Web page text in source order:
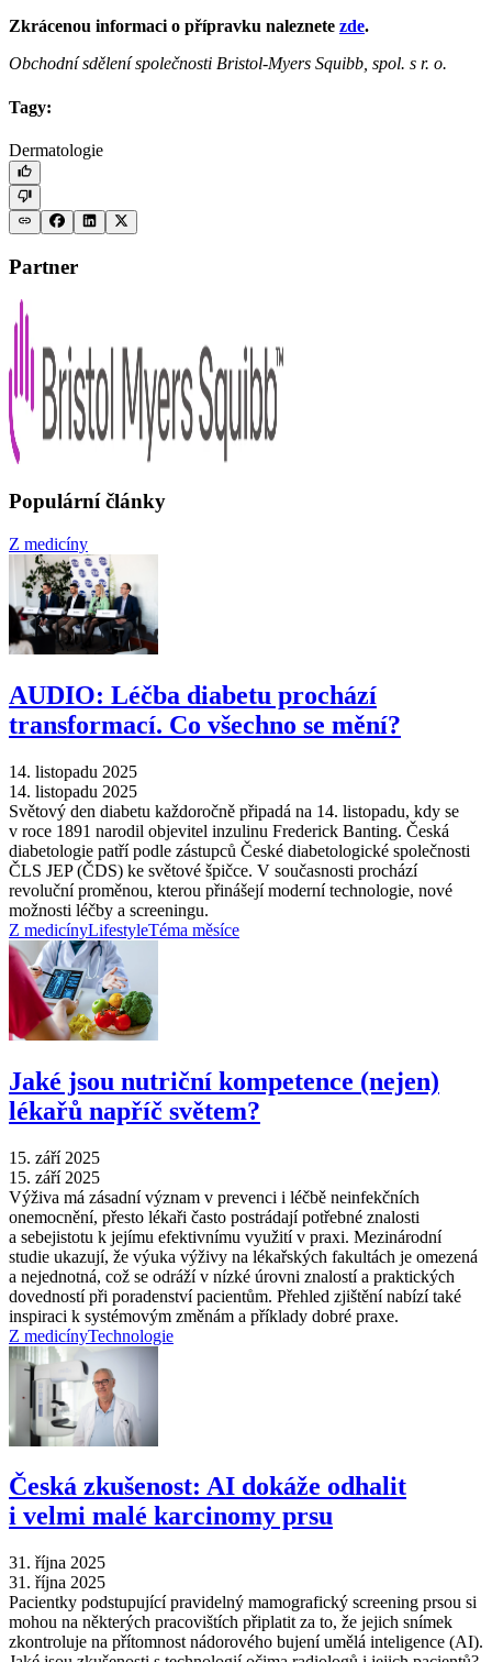
Zkrácenou informaci o přípravku naleznete zde.
Obchodní sdělení společnosti Bristol-Myers Squibb, spol. s r. o.
Tagy:
Dermatologie
Partner
Populární články
Z medicíny
AUDIO: Léčba diabetu prochází
transformací. Co všechno se mění?
14. listopadu 2025
14. listopadu 2025
Světový den diabetu každoročně připadá na 14. listopadu, kdy se
v roce 1891 narodil objevitel inzulinu Frederick Banting. Česká
diabetologie patří podle zástupců České diabetologické společnosti
ČLS JEP (ČDS) ke světové špičce. V současnosti prochází
revoluční proměnou, kterou přinášejí moderní technologie, nové
možnosti léčby a screeningu.
Z medicínyLifestyleTéma měsíce
Jaké jsou nutriční kompetence (nejen)
lékařů napříč světem?
15. září 2025
15. září 2025
Výživa má zásadní význam v prevenci i léčbě neinfekčních
onemocnění, přesto lékaři často postrádají potřebné znalosti
a sebejistotu k jejímu efektivnímu využití v praxi. Mezinárodní
studie ukazují, že výuka výživy na lékařských fakultách je omezená
a nejednotná, což se odráží v nízké úrovni znalostí a praktických
dovedností při poradenství pacientům. Přehled zjištění nabízí také
inspiraci k systémovým změnám a příklady dobré praxe.
Z medicínyTechnologie
Česká zkušenost: AI dokáže odhalit
i velmi malé karcinomy prsu
31. října 2025
31. října 2025
Pacientky podstupující pravidelný mamografický screening prsou si
mohou na některých pracovištích připlatit za to, že jejich snímek
zkontroluje na přítomnost nádorového bujení umělá inteligence (AI).